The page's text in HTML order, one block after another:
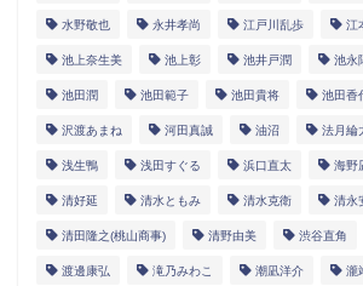
水野敬也 永井孝尚 江戸川乱歩 江
池上奈生美 池上彰 池井戸潤 池永
池田潤 池田範子 池田貴将 池田香
沢渡あまね 河田真誠 油沼 法月綸
浅生鴨 浅田すぐる 浜口直太 海野
清好延 清水ともみ 清水克衛 清永
清田隆之(桃山商事) 清野由美 渋谷直角
渡邊康弘 滝乃みわこ 潮凪洋介 瀧